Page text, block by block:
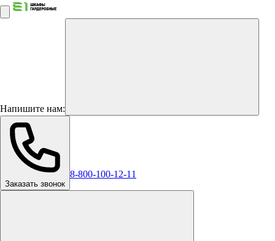
Напишите нам:
Заказать звонок
8-800-100-12-11